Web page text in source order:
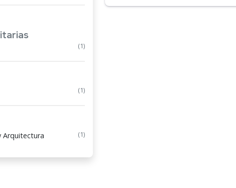
(1)
(1)
Arquitectura (1)